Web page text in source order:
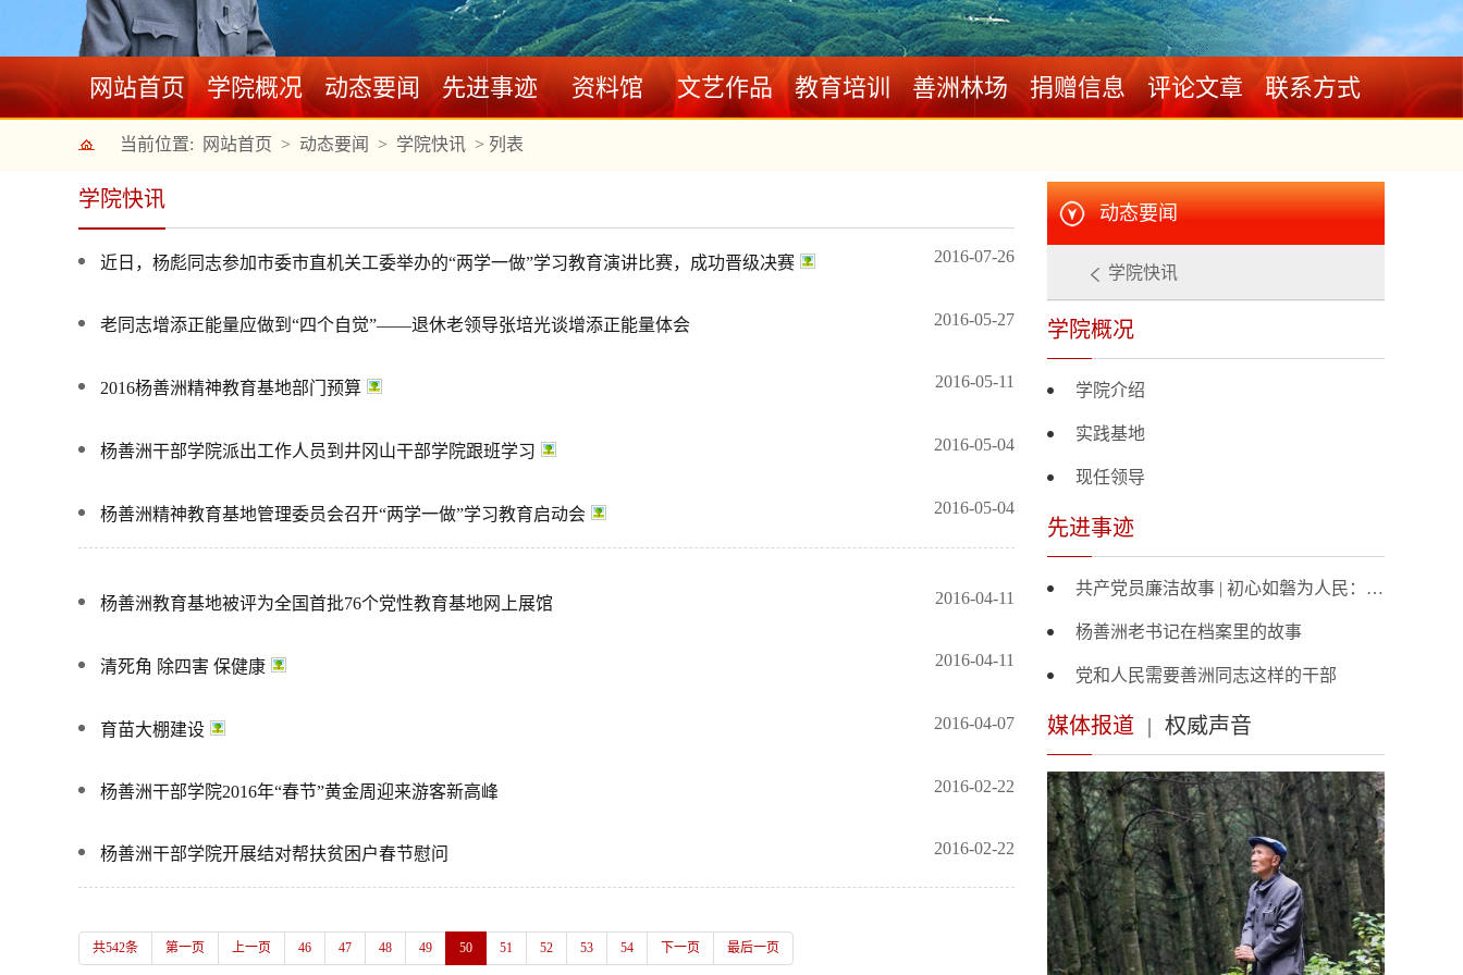
网站首页 学院概况 动态要闻 先进事迹 资料馆 文艺作品 教育培训 善洲林场 捐赠信息 评论文章 联系方式
当前位置: 网站首页 > 动态要闻 > 学院快讯 > 列表
学院快讯
近日，杨彪同志参加市委市直机关工委举办的“两学一做”学习教育演讲比赛，成功晋级决赛 2016-07-26
老同志增添正能量应做到“四个自觉”——退休老领导张培光谈增添正能量体会 2016-05-27
2016杨善洲精神教育基地部门预算 2016-05-11
杨善洲干部学院派出工作人员到井冈山干部学院跟班学习 2016-05-04
杨善洲精神教育基地管理委员会召开“两学一做”学习教育启动会 2016-05-04
杨善洲教育基地被评为全国首批76个党性教育基地网上展馆 2016-04-11
清死角 除四害 保健康 2016-04-11
育苗大棚建设 2016-04-07
杨善洲干部学院2016年“春节”黄金周迎来游客新高峰 2016-02-22
杨善洲干部学院开展结对帮扶贫困户春节慰问 2016-02-22
共542条 第一页 上一页 46 47 48 49 50 51 52 53 54 下一页 最后一页
动态要闻
学院快讯
学院概况
学院介绍
实践基地
现任领导
先进事迹
共产党员廉洁故事 | 初心如磐为人民：杨善洲
杨善洲老书记在档案里的故事
党和人民需要善洲同志这样的干部
媒体报道 | 权威声音